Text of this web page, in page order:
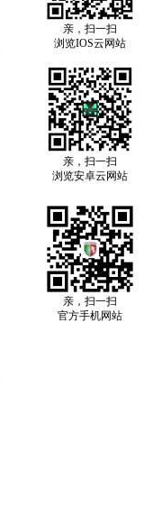
亲，扫一扫
官方手机网站
亲，扫一扫
浏览安卓云网站
亲，扫一扫
浏览IOS云网站